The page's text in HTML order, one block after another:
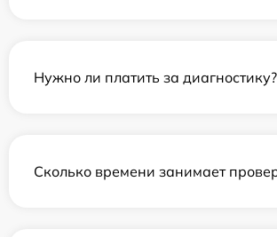
Нужно ли платить за диагностику?
Сколько времени занимает